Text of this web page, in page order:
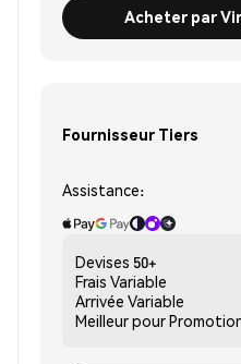
Acheter par
Fournisseur Tiers
Assistance:
Devises 50+
Frais Variable
Arrivée Variable
Meilleur pour